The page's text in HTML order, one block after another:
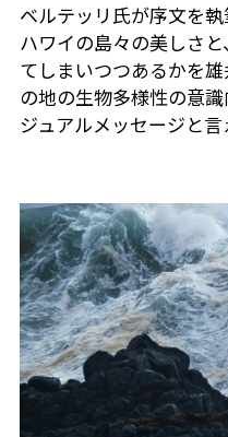
ベルテッリ氏が序文を執
ハワイの島々の美しさ
てしまいつつあるかを
の地の生物多様性の意
ジュアルメッセージと言